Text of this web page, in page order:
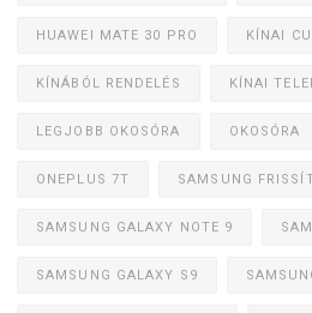
HUAWEI MATE 30 PRO KÍNAI
KÍNÁBÓL RENDELÉS KÍNAI
LEGJOBB OKOSÓRA OKOSÓRA
ONEPLUS 7T SAMSUNG
SAMSUNG GALAXY NOTE 9
SAMSUNG GALAXY S9